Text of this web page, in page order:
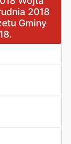
2018
Gminy